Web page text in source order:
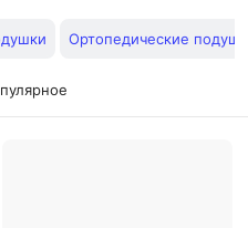
Ортопедические